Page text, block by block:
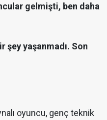
gelmişti, ben daha
şey yaşanmadı. Son
oyuncu, genç teknik